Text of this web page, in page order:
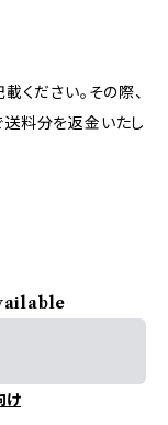
ください。その際、
料分を返金いたし
け